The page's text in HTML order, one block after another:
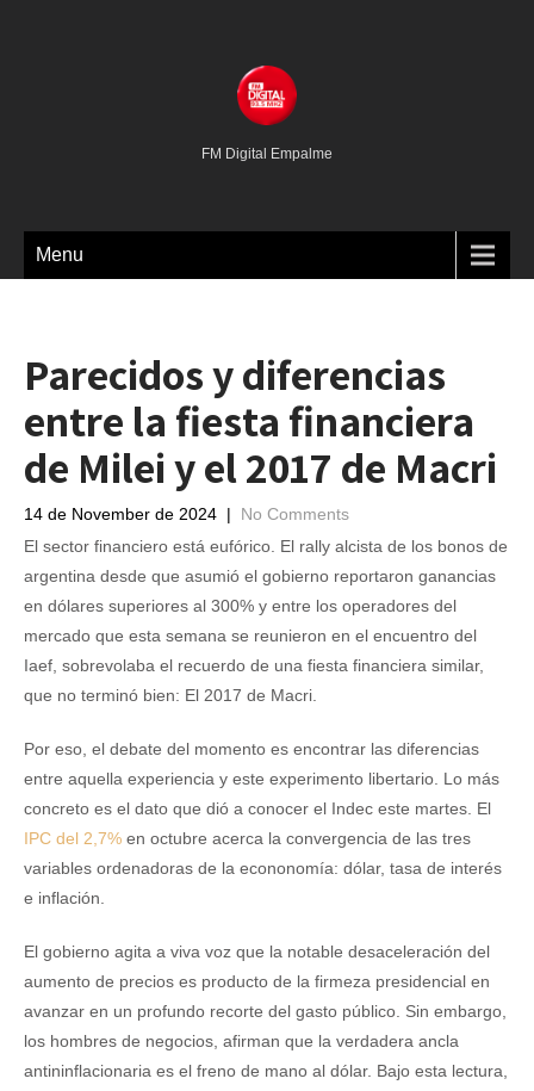
FM Digital Empalme
Menu
Parecidos y diferencias
entre la fiesta financiera
de Milei y el 2017 de Macri
14 de November de 2024 | No Comments
El sector financiero está eufórico. El rally alcista de los bonos de
argentina desde que asumió el gobierno reportaron ganancias
en dólares superiores al 300% y entre los operadores del
mercado que esta semana se reunieron en el encuentro del
Iaef, sobrevolaba el recuerdo de una fiesta financiera similar,
que no terminó bien: El 2017 de Macri.
Por eso, el debate del momento es encontrar las diferencias
entre aquella experiencia y este experimento libertario. Lo más
concreto es el dato que dió a conocer el Indec este martes. El
IPC del 2,7% en octubre acerca la convergencia de las tres
variables ordenadoras de la econonomía: dólar, tasa de interés
e inflación.
El gobierno agita a viva voz que la notable desaceleración del
aumento de precios es producto de la firmeza presidencial en
avanzar en un profundo recorte del gasto público. Sin embargo,
los hombres de negocios, afirman que la verdadera ancla
antininflacionaria es el freno de mano al dólar. Bajo esta lectura,